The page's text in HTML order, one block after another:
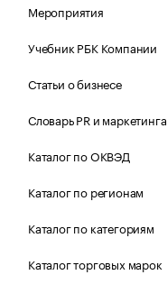
Мероприятия
Учебник РБК Компании
Статьи о бизнесе
Словарь PR и маркетинга
Каталог по ОКВЭД
Каталог по регионам
Каталог по категориям
Каталог торговых марок